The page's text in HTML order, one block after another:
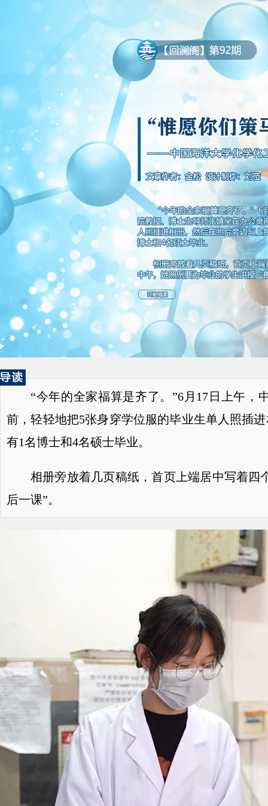
“今年的全家福算是齐了。”6月17日上午
前，轻轻地把5张身穿学位服的毕业生单人照插
有1名博士和4名硕士毕业。
相册旁放着几页稿纸，首页上端居中写着四
后一课”。